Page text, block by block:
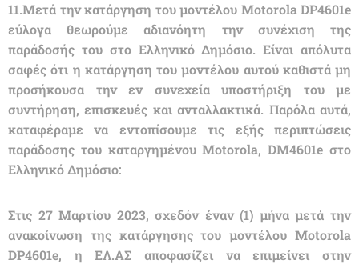
11.Μετά την κατάργηση του μοντέλου Μοtorola DP4601e
εύλογα θεωρούμε αδιανόητη την συνέχιση της
παράδοσής του στο Ελληνικό Δημόσιο. Είναι απόλυτα
σαφές ότι η κατάργηση του μοντέλου αυτού καθιστά μη
προσήκουσα την εν συνεχεία υποστήριξη του με
συντήρηση, επισκευές και ανταλλακτικά. Παρόλα αυτά,
καταφέραμε να εντοπίσουμε τις εξής περιπτώσεις
παράδοσης του καταργημένου Motorola, DM4601e στο
Ελληνικό Δημόσιο:
Στις 27 Μαρτίου 2023, σχεδόν έναν (1) μήνα μετά την
ανακοίνωση της κατάργησης του μοντέλου Μοtorola
DP4601e, η ΕΛ.ΑΣ αποφασίζει να επιμείνει στην